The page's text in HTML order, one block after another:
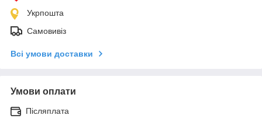
Укрпошта
Самовивіз
Всі умови доставки
Умови оплати
Післяплата